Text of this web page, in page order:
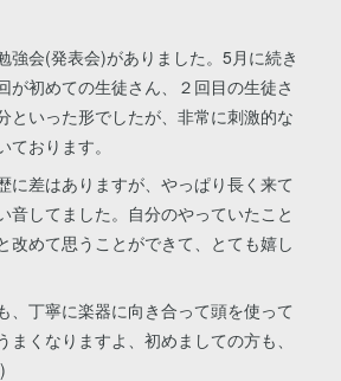
強会(発表会)がありました。5月に続き
が初めての生徒さん、２回目の生徒さ
といった形でしたが、非常に刺激的な
おります。
に差はありますが、やっぱり長く来て
音してました。自分のやっていたこと
改めて思うことができて、とても嬉し
、丁寧に楽器に向き合って頭を使って
くなりますよ、初めましての方も、